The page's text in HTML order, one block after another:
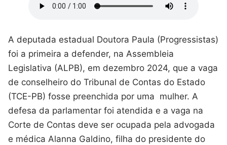
A deputada estadual Doutora Paula (Progressistas)
foi a primeira a defender, na Assembleia
Legislativa (ALPB), em dezembro 2024, que a vaga
de conselheiro do Tribunal de Contas do Estado
(TCE-PB) fosse preenchida por uma mulher. A
defesa da parlamentar foi atendida e a vaga na
Corte de Contas deve ser ocupada pela advogada
e médica Alanna Galdino, filha do presidente do